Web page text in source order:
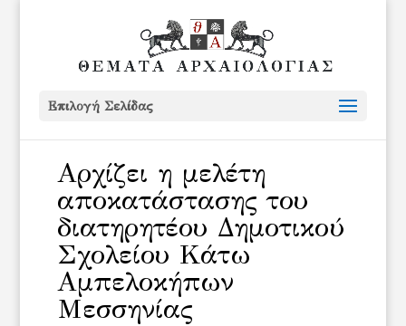
Επιλογή Σελίδας
Αρχίζει η μελέτη
αποκατάστασης του
διατηρητέου Δημοτικού
Σχολείου Κάτω
Αμπελοκήπων
Μεσσηνίας